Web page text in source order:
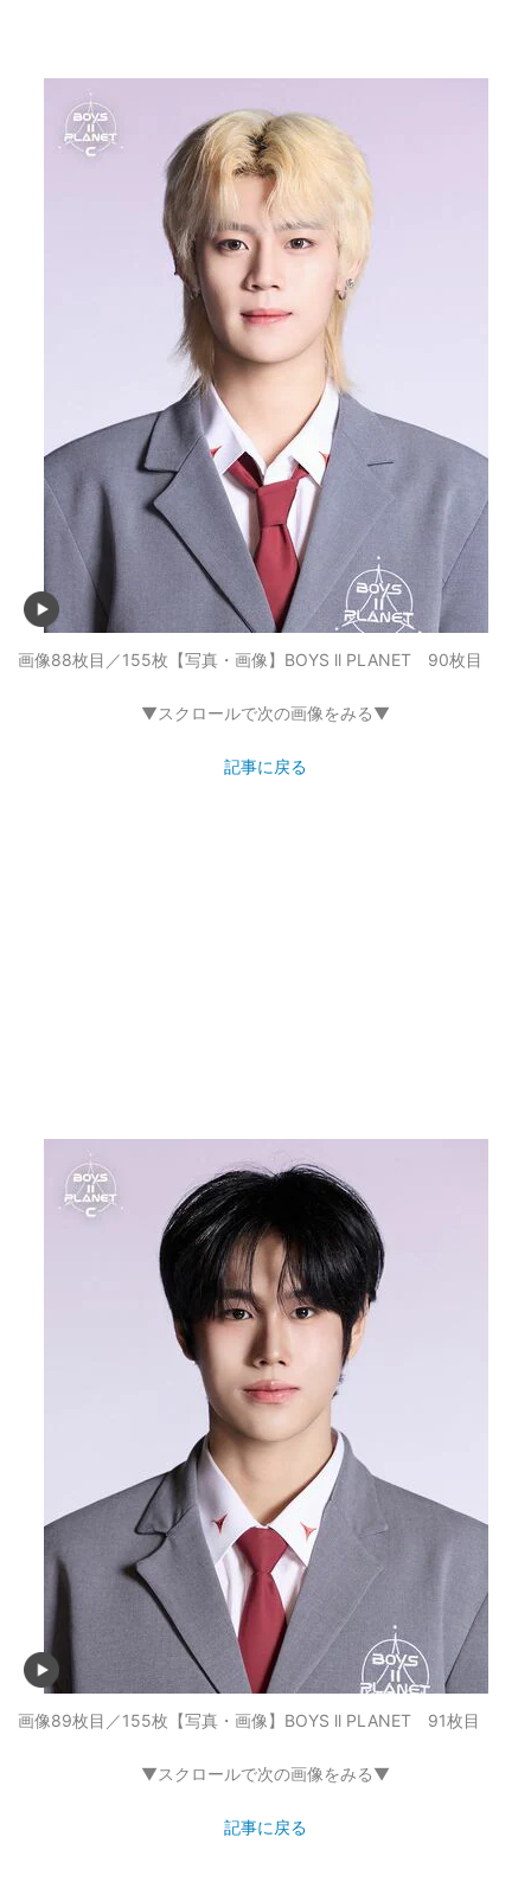
画像88枚目／155枚 【写真・画像】BOYS ll PLANET 90枚目
▼スクロールで次の画像をみる▼
記事に戻る
画像89枚目／155枚 【写真・画像】BOYS ll PLANET 91枚目
▼スクロールで次の画像をみる▼
記事に戻る